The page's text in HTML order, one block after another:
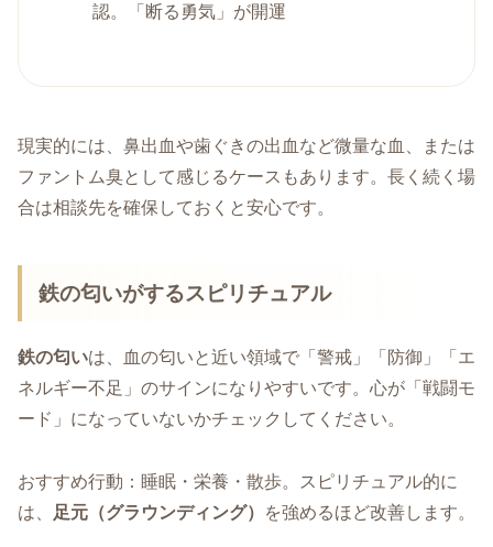
認。「断る勇気」が開運
現実的には、鼻出血や歯ぐきの出血など微量な血、または
ファントム臭として感じるケースもあります。長く続く場
合は相談先を確保しておくと安心です。
鉄の匂いがするスピリチュアル
鉄の匂いは、血の匂いと近い領域で「警戒」「防御」「エ
ネルギー不足」のサインになりやすいです。心が「戦闘モ
ード」になっていないかチェックしてください。
おすすめ行動：睡眠・栄養・散歩。スピリチュアル的に
は、
足元（グラウンディング） を強めるほど改善します。